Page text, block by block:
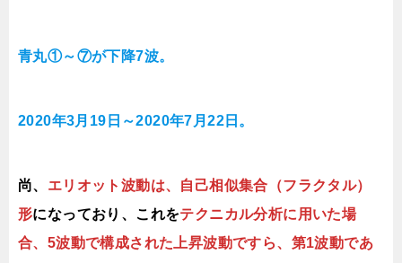
青丸①～⑦が下降7波。
2020年3月19日～2020年7月22日。
尚、 エリオット波動は、自己相似集合（フラクタル）
形になっており、これをテクニカル分析に用いた場
合、5波動で構成された上昇波動ですら、第1波動であ